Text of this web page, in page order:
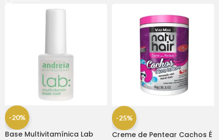
-20%
Base Multivitamínica Lab
-25%
Creme de Pentear Cachos É